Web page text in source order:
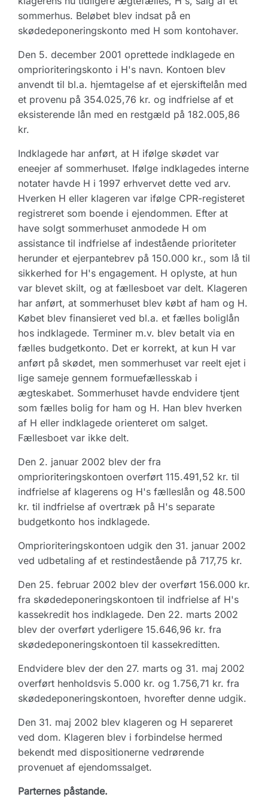
sommerhus. Beløbet blev indsat på en
skødedeponeringskonto med H som kontohaver.
Den 5. december 2001 oprettede indklagede en
omprioriteringskonto i H's navn. Kontoen blev
anvendt til bl.a. hjemtagelse af et ejerskiftelån med
et provenu på 354.025,76 kr. og indfrielse af et
eksisterende lån med en restgæld på 182.005,86
kr.
Indklagede har anført, at H ifølge skødet var
eneejer af sommerhuset. Ifølge indklagedes interne
notater havde H i 1997 erhvervet dette ved arv.
Hverken H eller klageren var ifølge CPR-registeret
registreret som boende i ejendommen. Efter at
have solgt sommerhuset anmodede H om
assistance til indfrielse af indestående prioriteter
herunder et ejerpantebrev på 150.000 kr., som lå til
sikkerhed for H's engagement. H oplyste, at hun
var blevet skilt, og at fællesboet var delt. Klageren
har anført, at sommerhuset blev købt af ham og H.
Købet blev finansieret ved bl.a. et fælles boliglån
hos indklagede. Terminer m.v. blev betalt via en
fælles budgetkonto. Det er korrekt, at kun H var
anført på skødet, men sommerhuset var reelt ejet i
lige sameje gennem formuefællesskab i
ægteskabet. Sommerhuset havde endvidere tjent
som fælles bolig for ham og H. Han blev hverken
af H eller indklagede orienteret om salget.
Fællesboet var ikke delt.
Den 2. januar 2002 blev der fra
omprioriteringskontoen overført 115.491,52 kr. til
indfrielse af klagerens og H's fælleslån og 48.500
kr. til indfrielse af overtræk på H's separate
budgetkonto hos indklagede.
Omprioriteringskontoen udgik den 31. januar 2002
ved udbetaling af et restindestående på 717,75 kr.
Den 25. februar 2002 blev der overført 156.000 kr.
fra skødedeponeringskontoen til indfrielse af H's
kassekredit hos indklagede. Den 22. marts 2002
blev der overført yderligere 15.646,96 kr. fra
skødedeponeringskontoen til kassekreditten.
Endvidere blev der den 27. marts og 31. maj 2002
overført henholdsvis 5.000 kr. og 1.756,71 kr. fra
skødedeponeringskontoen, hvorefter denne udgik.
Den 31. maj 2002 blev klageren og H separeret
ved dom. Klageren blev i forbindelse hermed
bekendt med dispositionerne vedrørende
provenuet af ejendomssalget.
Parternes påstande.